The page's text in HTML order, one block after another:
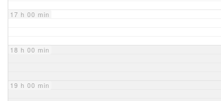
17 h 00 min
18 h 00 min
19 h 00 min